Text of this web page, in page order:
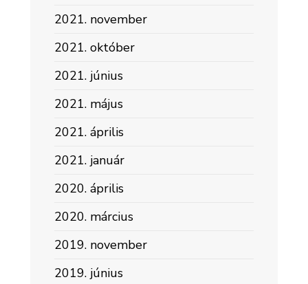
2021. november
2021. október
2021. június
2021. május
2021. április
2021. január
2020. április
2020. március
2019. november
2019. június